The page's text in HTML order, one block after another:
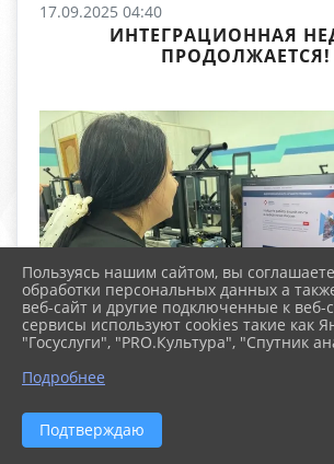
17.09.2025 04:40
ИНТЕГРАЦИОННАЯ
ПРОДОЛЖАЕТСЯ!
Пользуясь нашим сайтом, вы
обработки персональных данных а
веб-сайт и другие подключенные к веб-
сервисы используют cookies такие как
"Госуслуги", "PRO.Культура", "Спутник
Подробнее
Подтверждаю